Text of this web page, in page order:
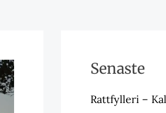
Senaste
Rattfylleri –